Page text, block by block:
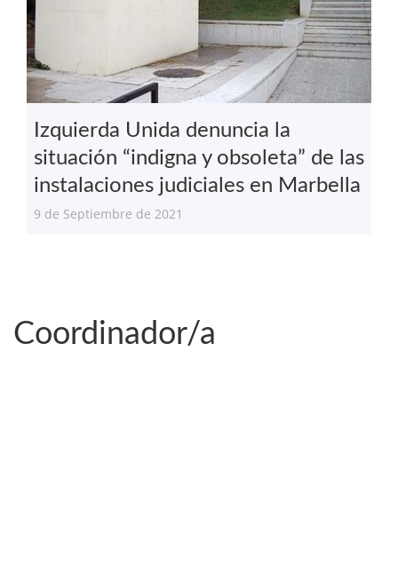
Izquierda Unida denuncia la
situación “indigna y obsoleta” de las
instalaciones judiciales en Marbella
9 de Septiembre de 2021
Coordinador/a